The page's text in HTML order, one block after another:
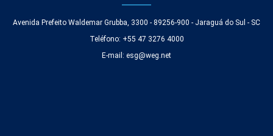
Avenida Prefeito Waldemar Grubba, 3300 - 89256-900 - Jaraguá do Sul - SC
Teléfono: +55 47 3276 4000
E-mail: esg@weg.net